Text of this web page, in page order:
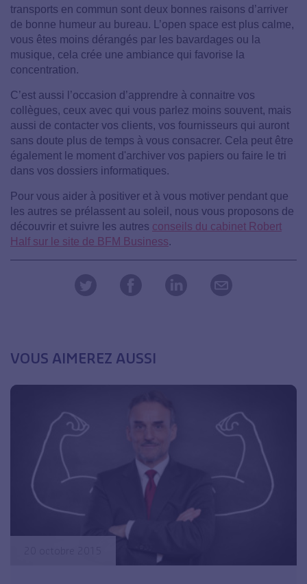
transports en commun sont deux bonnes raisons d’arriver
de bonne humeur au bureau. L’open space est plus calme,
vous êtes moins dérangés par les bavardages ou la
musique, cela crée une ambiance qui favorise la
concentration.
C’est aussi l’occasion d’apprendre à connaitre vos
collègues, ceux avec qui vous parlez moins souvent, mais
aussi de contacter vos clients, vos fournisseurs qui auront
sans doute plus de temps à vous consacrer. Cela peut être
également le moment d'archiver vos papiers ou faire le tri
dans vos dossiers informatiques.
Pour vous aider à positiver et à vous motiver pendant que
les autres se prélassent au soleil, nous vous proposons de
découvrir et suivre les autres conseils du cabinet Robert
Half sur le site de BFM Business.
VOUS AIMEREZ AUSSI